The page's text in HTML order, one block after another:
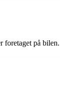
foretaget på bilen.